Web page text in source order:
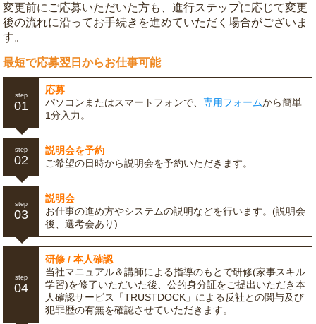
変更前にご応募いただいた方も、進行ステップに応じて変更
後の流れに沿ってお手続きを進めていただく場合がございま
す。
最短で応募翌日からお仕事可能
step
01
応募
パソコンまたはスマートフォンで、専用フォームから簡単
1分入力。
step
02
説明会を予約
ご希望の日時から説明会を予約いただきます。
step
03
説明会
お仕事の進め方やシステムの説明などを行います。(説明会
後、選考会あり)
step
04
研修 / 本人確認
当社マニュアル＆講師による指導のもとで研修(家事スキル
学習)を修了いただいた後、公的身分証をご提出いただき本
人確認サービス「TRUSTDOCK」による反社との関与及び
犯罪歴の有無を確認させていただきます。